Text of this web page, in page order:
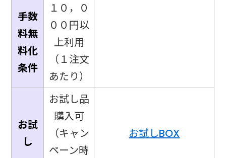
手数
料無
料化
条件
１０，０
００円以
上利用
（１注文
あたり）
お試
し
お試し品
購入可
（キャン
ペーン時
お試しBOX